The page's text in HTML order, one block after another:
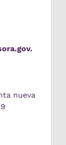
nueva